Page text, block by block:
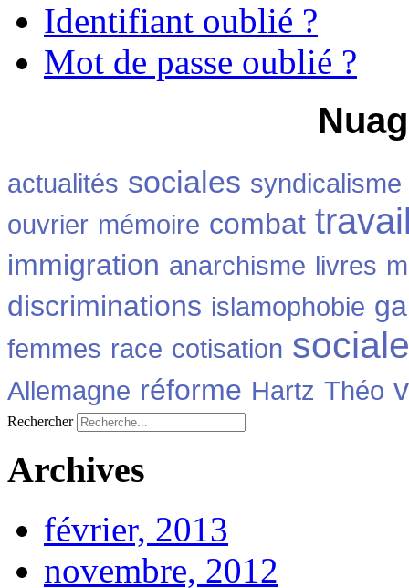
Identifiant oublié ?
Mot de passe oublié ?
actualités sociales syndicalisme
ouvrier mémoire combat
immigration anarchisme livres
discriminations islamophobie
femmes race cotisation sociale
Allemagne réforme Hartz Théo
Rechercher
Archives
février, 2013
novembre, 2012